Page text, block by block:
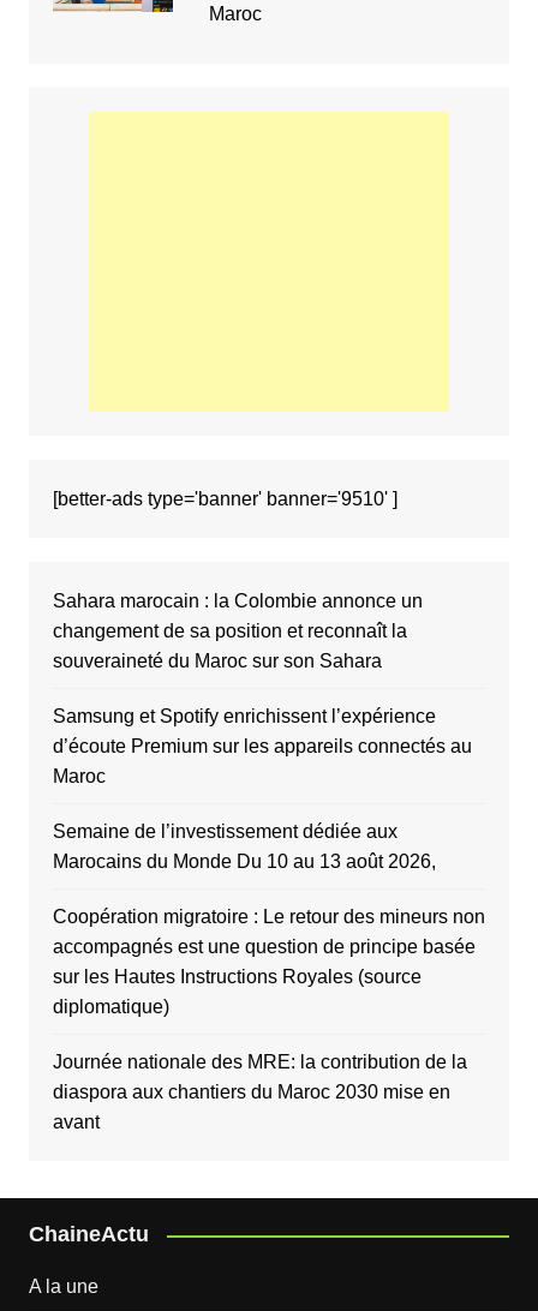
Maroc
[better-ads type='banner' banner='9510' ]
Sahara marocain : la Colombie annonce un
changement de sa position et reconnaît la
souveraineté du Maroc sur son Sahara
Samsung et Spotify enrichissent l’expérience
d’écoute Premium sur les appareils connectés au
Maroc
Semaine de l’investissement dédiée aux
Marocains du Monde Du 10 au 13 août 2026,
Coopération migratoire : Le retour des mineurs non
accompagnés est une question de principe basée
sur les Hautes Instructions Royales (source
diplomatique)
Journée nationale des MRE: la contribution de la
diaspora aux chantiers du Maroc 2030 mise en
avant
ChaineActu
A la une